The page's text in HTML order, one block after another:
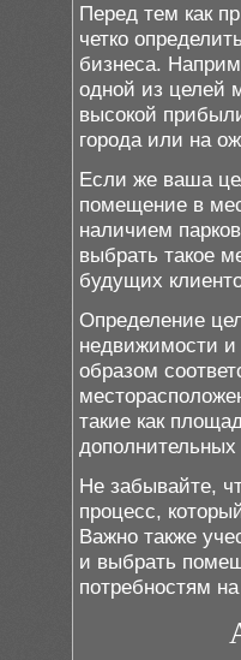
Перед тем как
четко
бизнеса.
одной из целей
высокой
города или на
Если же ваша
помещение в
наличием
выбрать такое
будущих
Определение
недвижимости и
образом
такие как
Не забывайте,
процесс,
Важно также
и выбрать
потребностям